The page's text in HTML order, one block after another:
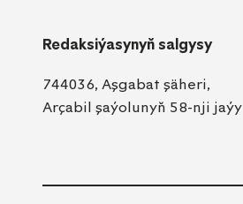
Redaksiýasynyň salgysy
744036, Aşgabat şäheri,
Arçabil şaýolunyň 58-nji jaýy